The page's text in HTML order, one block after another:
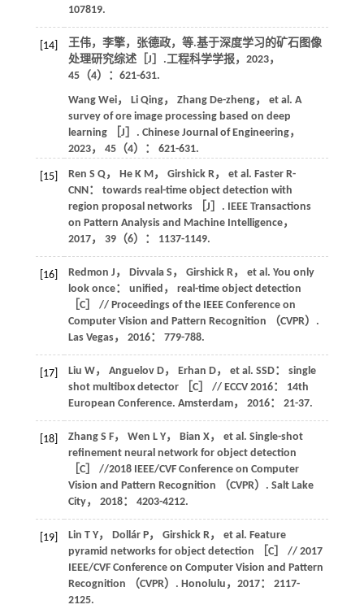
107819.
[14] 王伟，李擎，张德政， 等.基于深度学习的矿石图像
处理研究综述［J］.工程科学学报， 2023，
45（4）：621-631.
Wang Wei， Li Qing， Zhang De-zheng， et al. A
survey of ore image processing based on deep
learning ［J］. Chinese Journal of Engineering，
2023， 45（4）： 621-631.
[15] Ren S Q， He K M， Girshick R， et al. Faster R-
CNN： towards real-time object detection with
region proposal networks ［J］. IEEE Transactions
on Pattern Analysis and Machine Intelligence，
2017， 39（6）： 1137-1149.
[16] Redmon J ， Divvala S ， Girshick R， et al. You only
look once： unified， real-time object detection
［C］ // Proceedings of the IEEE Conference on
Computer Vision and Pattern Recognition （CVPR）.
Las Vegas， 2016： 779-788.
[17] Liu W， Anguelov D， Erhan D， et al. SSD： single
shot multibox detector ［C］ // ECCV 2016： 14th
European Conference. Amsterdam， 2016： 21-37.
[18] Zhang S F， Wen L Y， Bian X， et al. Single-shot
refinement neural network for object detection
［C］ //2018 IEEE/CVF Conference on Computer
Vision and Pattern Recognition （CVPR）. Salt Lake
City， 2018： 4203-4212.
[19] Lin T Y， Dollár P， Girshick R， et al. Feature
pyramid networks for object detection ［C］ // 2017
IEEE/CVF Conference on Computer Vision and Pattern
Recognition （CVPR）. Honolulu， 2017： 2117-
2125.